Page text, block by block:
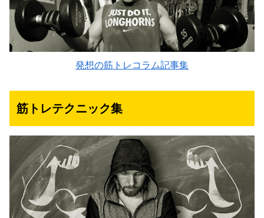
発想の筋トレコラム記事集
筋トレテクニック集